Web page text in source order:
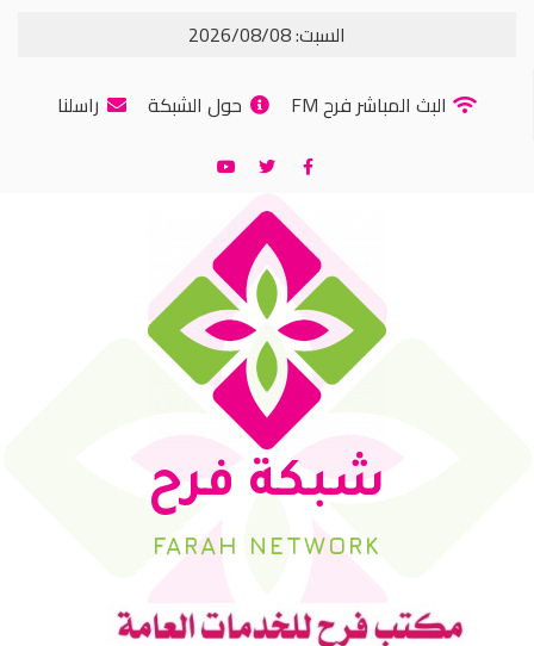
السبت: 2026/08/08
البث المباشر فرح FM
حول الشبكة راسلنا
شبكة فرح
FARAH NETWORK